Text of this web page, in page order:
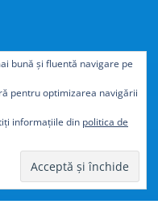
decât
bună și fluentă navigare pe
pentru optimizarea navigării
informațiile din politica de